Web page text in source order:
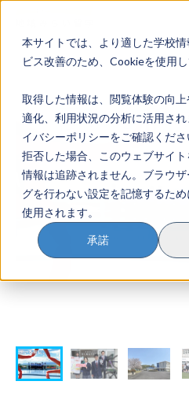
本サイトでは、より適した学校
ビス改善のため、Cookieを使用し
取得した情報は、閲覧体験の向
適化、利用状況の分析に活用さ
イバシーポリシーをご確認くださ
拒否した場合、このウェブサイ
情報は追跡されません。ブラウ
グを行わない設定を記憶するた
使用されます。
承諾
地域みらい留学のすす
地域みらい留学とは
学校を探す
イベントを探す
おためし地域留学
マガジン
奨学金について
？ イベント参加方法
会員登録
MYページログ